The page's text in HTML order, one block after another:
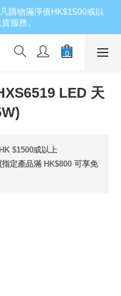
購物滿淨值HK$1500或以
服務。
LED 天
$1500或以上
定產品滿 HK$800 可享免